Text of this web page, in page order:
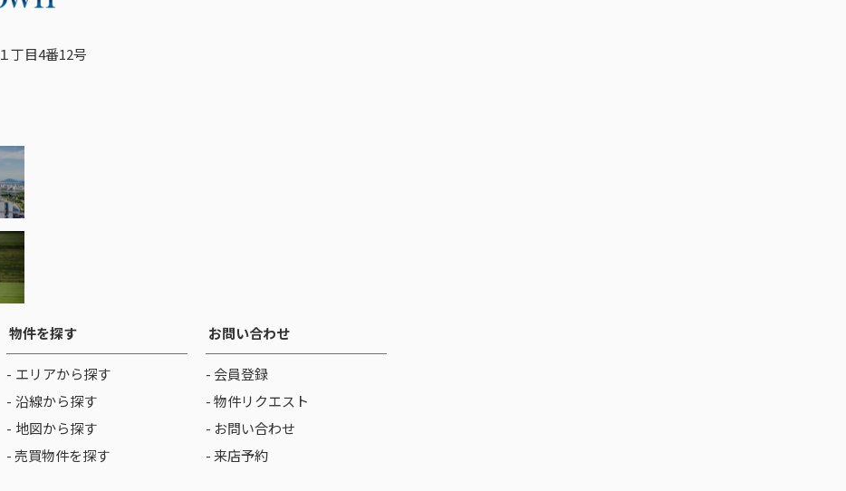
丁目4番12号
物件を探す
エリアから探す
沿線から探す
地図から探す
- 売買物件を探す
お問い合わせ
- 会員登録
- 物件リクエスト
- お問い合わせ
- 来店予約